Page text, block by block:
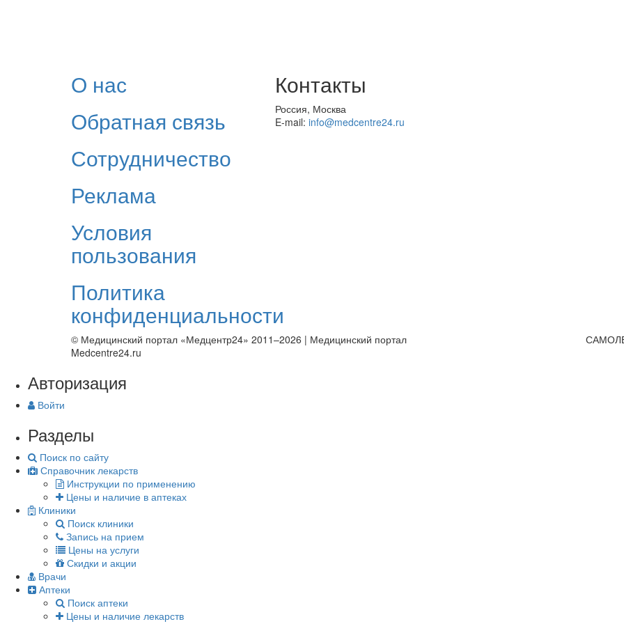
О нас
Обратная связь
Сотрудничество
Реклама
Условия
пользования
Политика
конфиденциальности
Контакты
Россия, Москва
E-mail: info@medcentre24.ru
© Медицинский портал «Медцентр24» 2011–2026 | Медицинский портал
Medcentre24.ru
Авторизация
Войти
Разделы
Поиск по сайту
Справочник лекарств
Инструкции по применению
Цены и наличие в аптеках
Клиники
Поиск клиники
Запись на прием
Цены на услуги
Скидки и акции
Врачи
Аптеки
Поиск аптеки
Цены и наличие лекарств